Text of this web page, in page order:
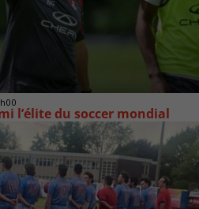
l’élite du soccer mondial